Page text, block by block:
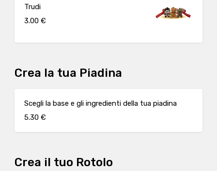
Trudi
3.00 €
Crea la tua Piadina
Scegli la base e gli ingredienti della tua piadina
5.30 €
Crea il tuo Rotolo